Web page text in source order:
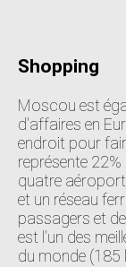
Shopping
Moscou est
d'affaires en
endroit pour
représente
quatre
et un réseau
passagers et
est l'un des
du monde (185